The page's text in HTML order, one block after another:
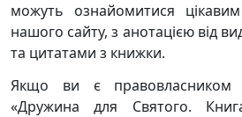
можуть ознайомитися
нашого сайту, з анотацією від
та цитатами з книжки.
Якщо ви є правовласником
«Дружина для Святого.